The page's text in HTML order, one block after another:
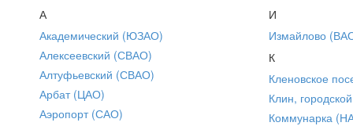
А
Академический (ЮЗАО)
Алексеевский (СВАО)
Алтуфьевский (СВАО)
Арбат (ЦАО)
Аэропорт (САО)
И
Измайлово
К
Кленовское
Клин,
Коммунарка